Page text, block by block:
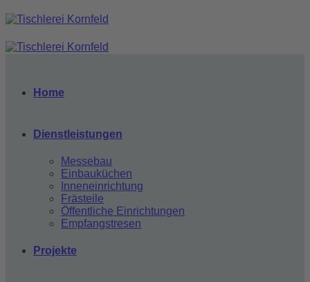
Zum
Inhalt
Home
Dienstleistungen
Messebau
Einbauküchen
Inneneinrichtung
Frästeile
Öffentliche Einrichtungen
Empfangstresen
Projekte